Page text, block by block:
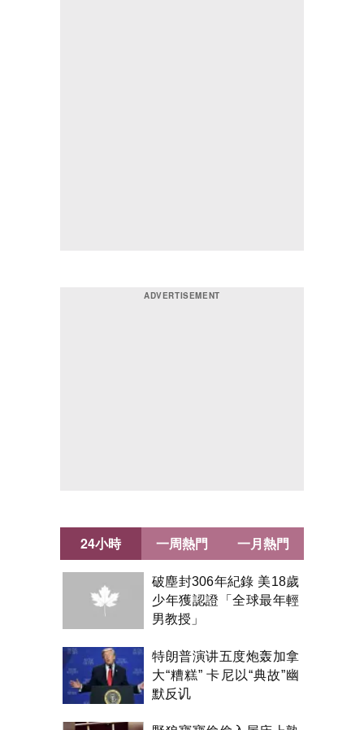
24小時
破塵封306年紀錄 美18歲
少年獲認證「全球最年輕
男教授」
特朗普演讲五度炮轰加拿
大“糟糕” 卡尼以“典故”幽
默反讥
一周熱門 一月熱門